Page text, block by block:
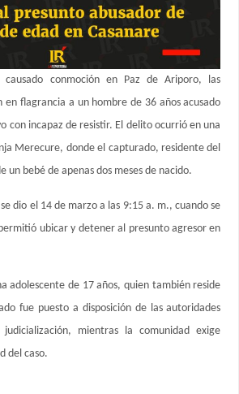
conmoción en Paz de Ariporo, las
flagrancia a un hombre de 36 años acusado
con incapaz de resistir. El delito ocurrió en una
Merecure, donde el capturado, residente del
un bebé de apenas dos meses de nacido.
dio el 14 de marzo a las 9:15 a. m., cuando se
ubicar y detener al presunto agresor en
adolescente de 17 años, quien también reside
fue puesto a disposición de las autoridades
mientras la comunidad exige
del caso.